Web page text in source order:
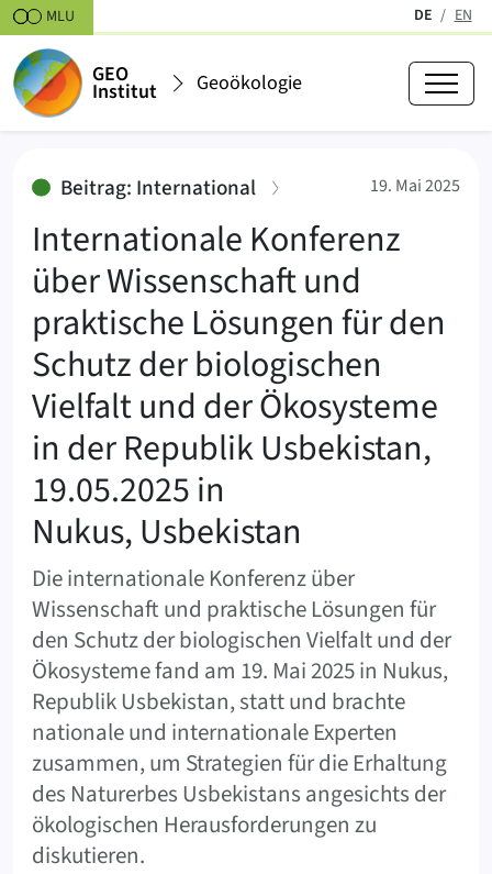
Zum Inhalt springen DE
(aktiv)
EN
MLU
GEO
Institut Geoökologie
Internationale Konferenz über
Beitrag: International:
Internationale Konferenz
über Wissenschaft und
praktische Lösungen für den
Schutz der biologischen
Vielfalt und der Ökosysteme
in der Republik Usbekistan,
19.05.2025 in
Nukus, Usbekistan
19. Mai 2025
Die internationale Konferenz über
Wissenschaft und praktische Lösungen für
den Schutz der biologischen Vielfalt und der
Ökosysteme fand am 19. Mai 2025 in Nukus,
Republik Usbekistan, statt und brachte
nationale und internationale Experten
zusammen, um Strategien für die Erhaltung
des Naturerbes Usbekistans angesichts der
ökologischen Herausforderungen zu
diskutieren.